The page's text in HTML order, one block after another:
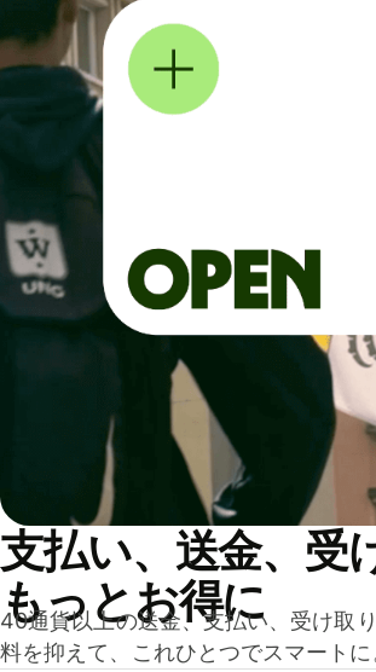
支払い、送金、受
もっとお得に
40通貨以上の送金、支払い、受け取
料を抑えて、これひとつでスマートに